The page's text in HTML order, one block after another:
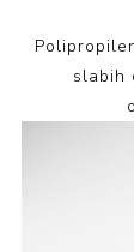
slabih